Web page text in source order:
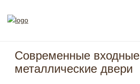
Современные входные
металлические двери